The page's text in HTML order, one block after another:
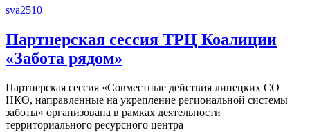
sva2510
Партнерская сессия ТРЦ Коалиции
«Забота рядом»
Партнерская сессия «Совместные действия липецких СО
НКО, направленные на укрепление региональной системы
заботы» организована в рамках деятельности
территориального ресурсного центра